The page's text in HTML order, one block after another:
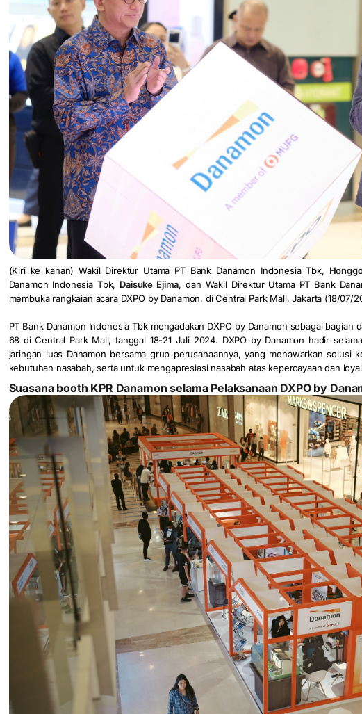
(Kiri ke kanan) Wakil Direktur Utama PT Bank Danamon Indonesia Tbk,
Danamon Indonesia Tbk, Daisuke Ejima, dan Wakil Direktur Utama PT Bank
membuka rangkaian acara DXPO by Danamon, di Central Park Mall, Jakarta (18/07/
PT Bank Danamon Indonesia Tbk mengadakan DXPO by Danamon sebagai
68 di Central Park Mall, tanggal 18-21 Juli 2024. DXPO by Danamon hadir
jaringan luas Danamon bersama grup perusahaannya, yang menawarkan solusi
kebutuhan nasabah, serta untuk mengapresiasi nasabah atas kepercayaan dan
Suasana booth KPR Danamon selama Pelaksanaan DXPO by